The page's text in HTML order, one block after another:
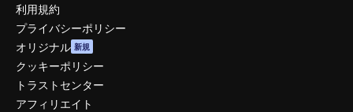
利用規約
プライバシーポリシー
オリジナル 新規
クッキーポリシー
トラストセンター
アフィリエイト